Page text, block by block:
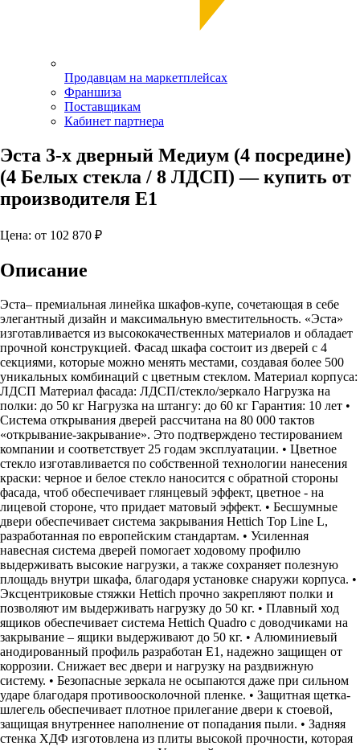
Продавцам на маркетплейсах
Франшиза
Поставщикам
Кабинет партнера
Эста 3-х дверный Медиум (4 посредине)
(4 Белых стекла / 8 ЛДСП) — купить от
производителя Е1
Цена: от 102 870 ₽
Описание
Эста– премиальная линейка шкафов-купе, сочетающая в себе
элегантный дизайн и максимальную вместительность. «Эста»
изготавливается из высококачественных материалов и обладает
прочной конструкцией. Фасад шкафа состоит из дверей с 4
секциями, которые можно менять местами, создавая более 500
уникальных комбинаций с цветным стеклом. Материал корпуса:
ЛДСП Материал фасада: ЛДСП/стекло/зеркало Нагрузка на
полки: до 50 кг Нагрузка на штангу: до 60 кг Гарантия: 10 лет •
Система открывания дверей рассчитана на 80 000 тактов
«открывание-закрывание». Это подтверждено тестированием
компании и соответствует 25 годам эксплуатации. • Цветное
стекло изготавливается по собственной технологии нанесения
краски: черное и белое стекло наносится с обратной стороны
фасада, чтоб обеспечивает глянцевый эффект, цветное - на
лицевой стороне, что придает матовый эффект. • Бесшумные
двери обеспечивает система закрывания Hettich Top Line L,
разработанная по европейским стандартам. • Усиленная
навесная система дверей помогает ходовому профилю
выдерживать высокие нагрузки, а также сохраняет полезную
площадь внутри шкафа, благодаря установке снаружи корпуса. •
Эксцентриковые стяжки Hettich прочно закрепляют полки и
позволяют им выдерживать нагрузку до 50 кг. • Плавный ход
ящиков обеспечивает система Hettich Quadro с доводчиками на
закрывание – ящики выдерживают до 50 кг. • Алюминиевый
анодированный профиль разработан Е1, надежно защищен от
коррозии. Снижает вес двери и нагрузку на раздвижную
систему. • Безопасные зеркала не осыпаются даже при сильном
ударе благодаря противоосколочной пленке. • Защитная щетка-
шлегель обеспечивает плотное прилегание двери к стоевой,
защищая внутреннее наполнение от попадания пыли. • Задняя
стенка ХДФ изготовлена из плиты высокой прочности, которая